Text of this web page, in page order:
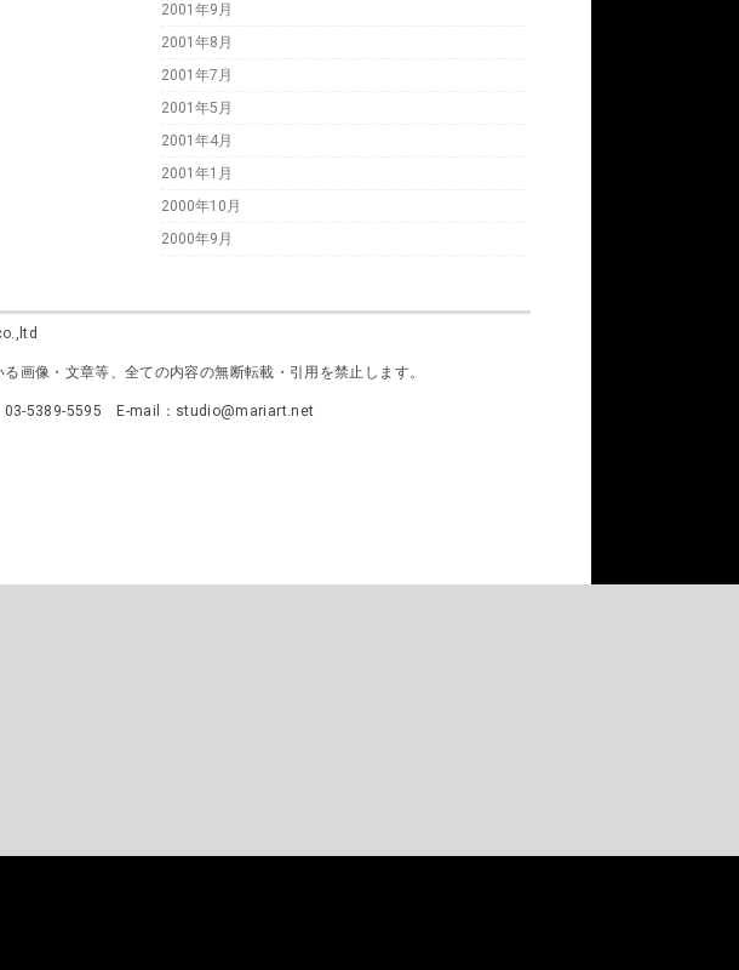
2001年9月
2001年8月
2001年7月
2001年5月
2001年4月
2001年1月
2000年10月
2000年9月
画像・文章等、全ての内容の無断転載・引用を禁止します。
03-5389-5595 E-mail：studio@mariart.net